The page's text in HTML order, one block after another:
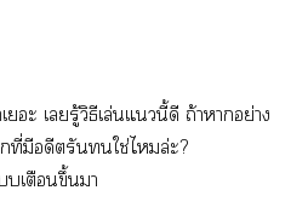
ะ เรู้วิธีเล่นแนี้ดี ถ้าาอย่าง
มีอดีตรันใช่ไล่ะ?
เตือนขึ้นา